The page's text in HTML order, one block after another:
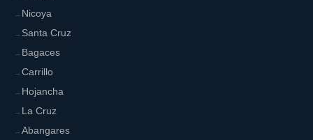
Nicoya
Santa Cruz
Bagaces
Carrillo
Hojancha
La Cruz
Abangares